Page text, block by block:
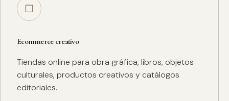
□
Ecommerce creativo
Tiendas online para obra gráfica, libros, objetos
culturales, productos creativos y catálogos
editoriales.